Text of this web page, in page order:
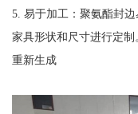
5. 易于加工：聚氨酯封
家具形状和尺寸进行定制
重新生成